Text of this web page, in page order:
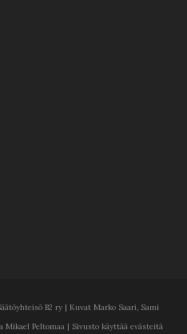
B2 ry | Kuvat Marko Saari, Sami
Mikael Peltomaa | Sivusto käyttää evästeitä